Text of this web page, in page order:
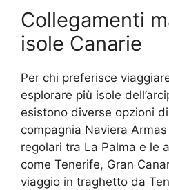
Collegamenti
isole Canarie
Per chi preferisce
esplorare più isole
esistono diverse opzioni
compagnia Naviera
regolari tra La Palma e le
come Tenerife, Gran
viaggio in traghetto da